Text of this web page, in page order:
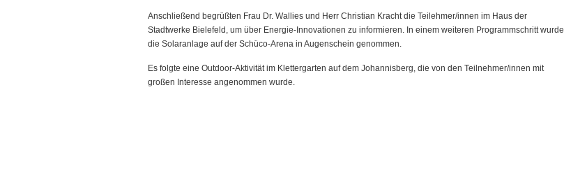
Anschließend begrüßten Frau Dr. Wallies und Herr Christian Kracht die Teilehmer/innen im Haus der
Stadtwerke Bielefeld, um über Energie-Innovationen zu informieren. In einem weiteren Programmschritt wurde
die Solaranlage auf der Schüco-Arena in Augenschein genommen.
Es folgte eine Outdoor-Aktivität im Klettergarten auf dem Johannisberg, die von den Teilnehmer/innen mit
großen Interesse angenommen wurde.